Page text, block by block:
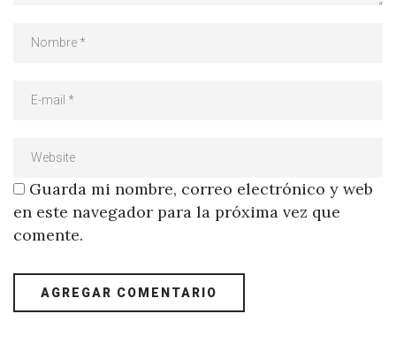
Guarda mi nombre, correo electrónico y web
en este navegador para la próxima vez que
comente.